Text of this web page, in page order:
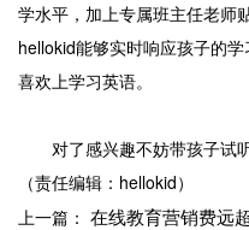
学水平，加上专属班主任老师
hellokid能够实时响应孩子的
喜欢上学习英语。
对了感兴趣不妨带孩子试听
（责任编辑：hellokid）
上一篇： 在线教育营销费远